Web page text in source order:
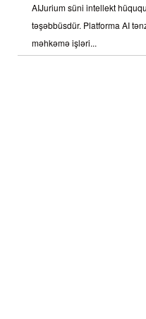
AIJurium süni intellekt
təşəbbüsdür. Platforma AI
məhkəmə işləri...